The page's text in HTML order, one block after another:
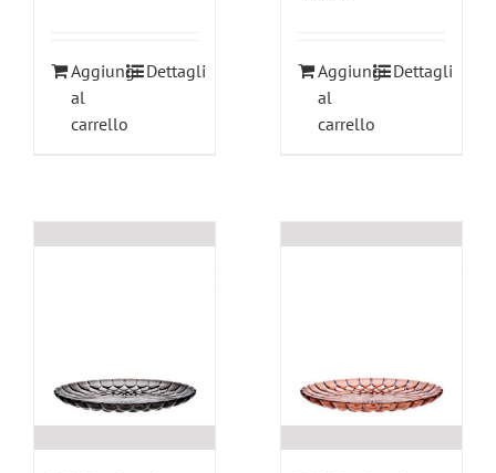
Aggiungi
al
carrello
Dettagli
Aggiungi
al
carrello
Dettagli